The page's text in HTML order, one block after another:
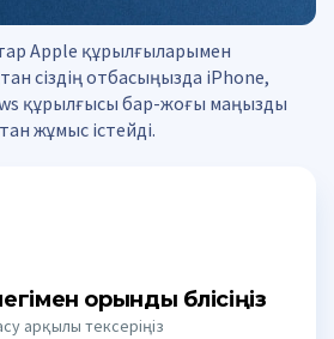
Apple құрылғыларымен
сіздің отбасыңызда iPhone,
құрылғысы бар-жоғы маңызды
жұмыс істейді.
орынды бөлісіңіз
арқылы тексеріңіз